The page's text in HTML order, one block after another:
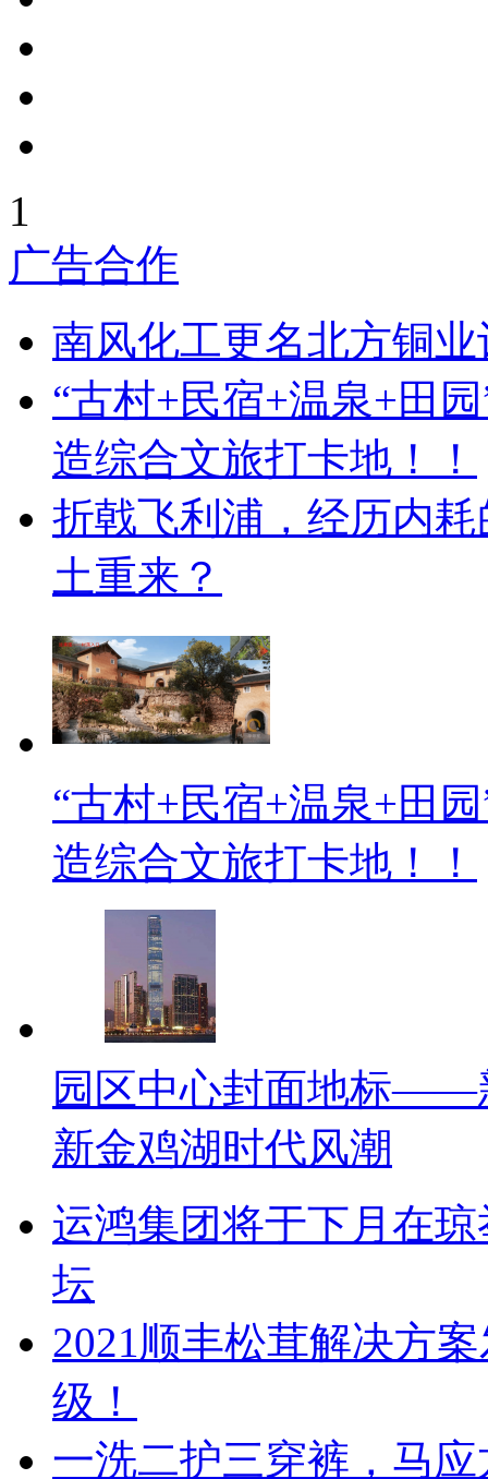
1
广告合作
南风化工更名北方铜
“古村+民宿+温泉+田
造综合文旅打卡地！！
折戟飞利浦，经历内
土重来？
“古村+民宿+温泉+田
造综合文旅打卡地！！
园区中心封面地标——
新金鸡湖时代风潮
运鸿集团将于下月在
坛
2021顺丰松茸解决方
级！
一洗二护三穿裤，马